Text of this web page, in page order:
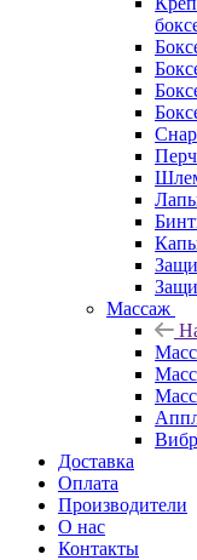
Массаж
Доставка
Оплата
Производители
О нас
Контакты